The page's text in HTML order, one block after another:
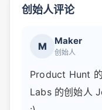
创始人评论
M Maker
创始人
Product Hunt
Labs 的创始人